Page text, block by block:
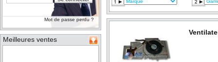
Mot de passe perdu ?
Meilleures ventes